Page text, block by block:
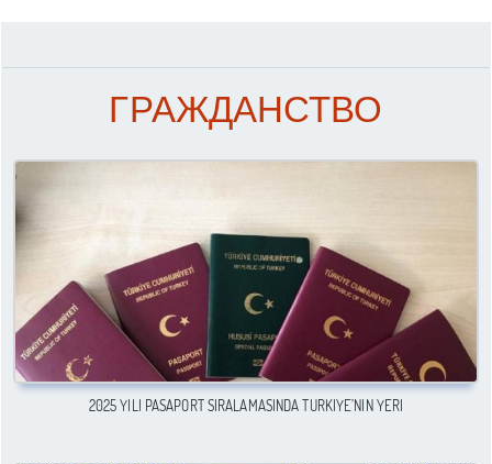
ГРАЖДАНСТВО
2025 YILI PASAPORT SIRALAMASINDA TÜRKIYE’NIN YERI